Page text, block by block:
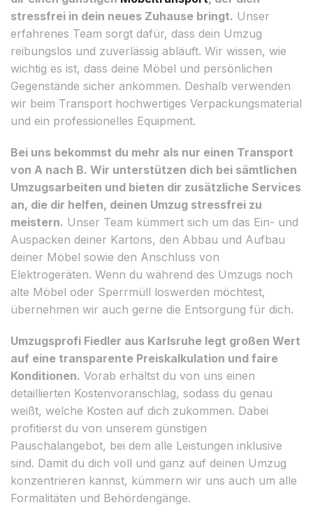
stressfrei in dein neues Zuhause bringt. Unser
erfahrenes Team sorgt dafür, dass dein Umzug
reibungslos und zuverlässig abläuft. Wir wissen, wie
wichtig es ist, dass deine Möbel und persönlichen
Gegenstände sicher ankommen. Deshalb verwenden
wir beim Transport hochwertiges Verpackungsmaterial
und ein professionelles Equipment.
Bei uns bekommst du mehr als nur einen Transport
von A nach B. Wir unterstützen dich bei sämtlichen
Umzugsarbeiten und bieten dir zusätzliche Services
an, die dir helfen, deinen Umzug stressfrei zu
meistern. Unser Team kümmert sich um das Ein- und
Auspacken deiner Kartons, den Abbau und Aufbau
deiner Möbel sowie den Anschluss von
Elektrogeräten. Wenn du während des Umzugs noch
alte Möbel oder Sperrmüll loswerden möchtest,
übernehmen wir auch gerne die Entsorgung für dich.
Umzugsprofi Fiedler aus Karlsruhe legt großen Wert
auf eine transparente Preiskalkulation und faire
Konditionen. Vorab erhältst du von uns einen
detaillierten Kostenvoranschlag, sodass du genau
weißt, welche Kosten auf dich zukommen. Dabei
profitierst du von unserem günstigen
Pauschalangebot, bei dem alle Leistungen inklusive
sind. Damit du dich voll und ganz auf deinen Umzug
konzentrieren kannst, kümmern wir uns auch um alle
Formalitäten und Behördengänge.